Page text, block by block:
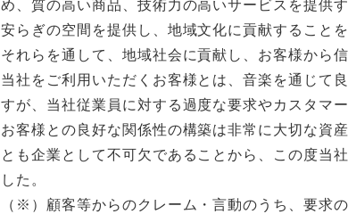
め、質の高い商品、技術力の高いサービスを提供
安らぎの空間を提供し、地域文化に貢献すること
それらを通して、地域社会に貢献し、お客様から
当社をご利用いただくお客様とは、音楽を通じて
すが、当社従業員に対する過度な要求やカスタマ
お客様との良好な関係性の構築は非常に大切な資
とも企業として不可欠であることから、この度当
した。
（※）顧客等からのクレーム・言動のうち、要求